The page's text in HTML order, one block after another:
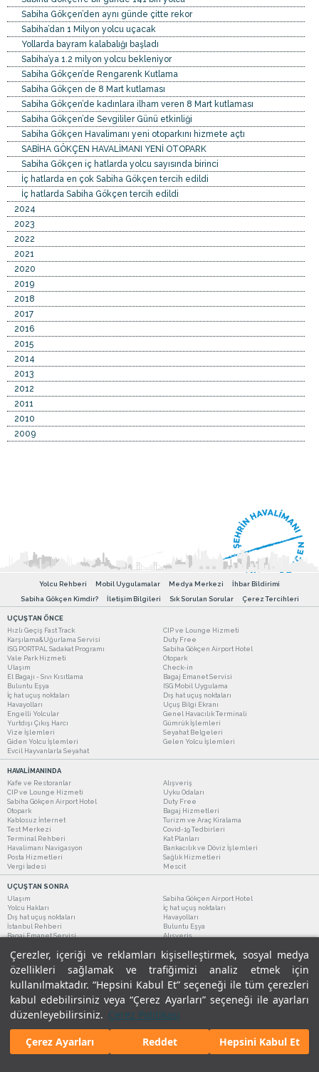
Çerezler, içeriği ve reklamları kişiselleştirmek, sosyal medya
özellikleri sağlamak ve trafiğimizi analiz etmek için
kullanılmaktadır. “Hepsini Kabul Et” seçeneği ile tüm çerezleri
kabul edebilirsiniz veya “Çerez Ayarları” seçeneği ile ayarları
düzenleyebilirsiniz. Çerez Politikası
Çerez Ayarları
Reddet Hepsini Kabul Et
Sabiha Gökçen’den aynı günde çitte rekor
Sabiha’dan 1 Milyon yolcu uçacak
Yollarda bayram kalabalığı başladı
Sabiha’ya 1.2 milyon yolcu bekleniyor
Sabiha Gökçen’de Rengarenk Kutlama
Sabiha Gökçen de 8 Mart kutlaması
Sabiha Gökçen’de kadınlara ilham veren 8 Mart kutlaması
Sabiha Gökçen’de Sevgililer Günü etkinliği
Sabiha Gökçen Havalimanı yeni otoparkını hizmete açtı
SABİHA GÖKÇEN HAVALİMANI YENİ OTOPARK
Sabiha Gökçen iç hatlarda yolcu sayısında birinci
İç hatlarda en çok Sabiha Gökçen tercih edildi
İç hatlarda Sabiha Gökçen tercih edildi
2024
2023
2022
2021
2020
2019
2018
2017
2016
2015
2014
2013
2012
2011
2010
2009
Yolcu Rehberi Mobil Uygulamalar Medya Merkezi
İhbar Bildirimi
Sabiha Gökçen Kimdir?
İletişim Bilgileri Sık Sorulan Sorular Çerez Tercihleri
UÇUŞTAN ÖNCE
Hızlı Geçiş Fast Track
CIP ve Lounge Hizmeti
Karşılama&Uğurlama Servisi
Duty Free
ISG PORTPAL Sadakat Programı
Sabiha Gökçen Airport Hotel
Vale Park Hizmeti
Otopark
Ulaşım
Check-in
El Bagajı - Sıvı Kısıtlama
Bagaj Emanet Servisi
Buluntu Eşya
ISG Mobil Uygulama
İç hat uçuş noktaları
Dış hat uçuş noktaları
Havayolları
Uçuş Bilgi Ekranı
Engelli Yolcular
Genel Havacılık Terminali
Yurtdışı Çıkış Harcı
Gümrük İşlemleri
Vize İşlemleri
Seyahat Belgeleri
Giden Yolcu İşlemleri
Gelen Yolcu İşlemleri
Evcil Hayvanlarla Seyahat
HAVALİMANINDA
Kafe ve Restoranlar
Alışveriş
CIP ve Lounge Hizmeti
Uyku Odaları
Sabiha Gökçen Airport Hotel
Duty Free
Otopark
Bagaj Hizmetleri
Kablosuz İnternet
Turizm ve Araç Kiralama
Test Merkezi
Covid-19 Tedbirleri
Terminal Rehberi
Kat Planları
Havalimanı Navigasyon
Bankacılık ve Döviz İşlemleri
Posta Hizmetleri
Sağlık Hizmetleri
Vergi İadesi
Mescit
UÇUŞTAN SONRA
Ulaşım
Sabiha Gökçen Airport Hotel
Yolcu Hakları
İç hat uçuş noktaları
Dış hat uçuş noktaları
Havayolları
İstanbul Rehberi
Buluntu Eşya
Bagaj Emanet Servisi
Alışveriş
Yasal Uyarılar Çerez Politikamız Gizlilik Taahhüdümüz |